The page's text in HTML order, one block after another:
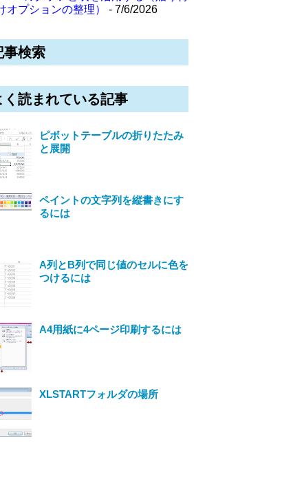
オプションの整理）
- 7/6/2026
事検索
く読まれている記事
ピボットテーブルの折りたたみ
と展開
ペイントの文字列を縦書きにす
るには
A列とB列で同じ値のセルに色を
つけるには
A4用紙に4ページ印刷するには
XLSTARTフォルダの場所